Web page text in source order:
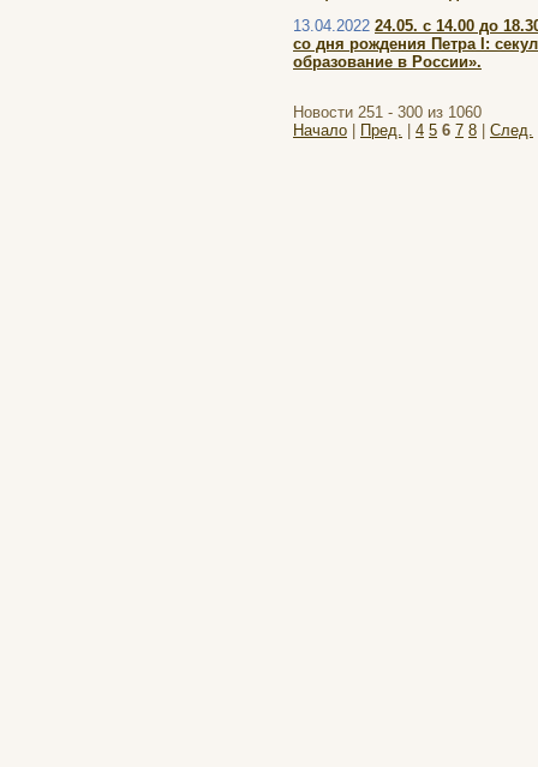
13.04.2022 24.05. с 14.00 до
со дня рождения Петра I:
образование в России».
Новости 251 - 300 из 1060
Начало
Пред. 4 5 6 7 8 След.